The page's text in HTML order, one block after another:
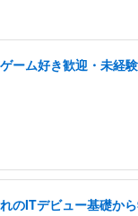
ーム好き歓迎・未経
のITデビュー基礎か